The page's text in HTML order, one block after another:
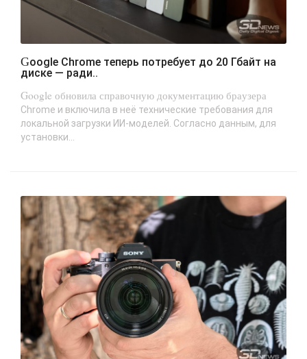
Google Chrome теперь потребует до 20 Гбайт на
диске — ради..
Google обновила справочную документацию браузера
Chrome и включила в неё технические требования для
локальной загрузки ИИ-моделей. Согласно данным, для
установки...